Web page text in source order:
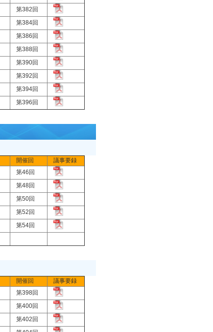
第382回
第384回
第386回
第388回
第390回
第392回
第394回
第396回
開催回
議事要録
第46回
第48回
第50回
第52回
第54回
開催回
議事要録
第398回
第400回
第402回